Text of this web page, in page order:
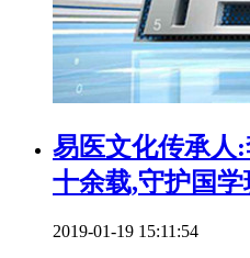
易医文化传承
十余载,守护国学
2019-01-19 15:11:54